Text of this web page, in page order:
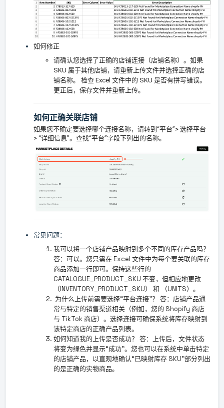
如何修正
请确认您选择了正确的店铺连接（店铺名称）。如果
SKU 属于其他店铺，请重新上传文件并选择正确的店
铺名称。 检查 Excel 文件中的 SKU 是否有拼写错误。
更正后，保存文件并重新上传。
如何正确关联店铺
如果您不确定要选择哪个连接名称，请转到“平台”> 选择平台
> “详细信息”。查找“平台”字段下列出的名称。
常见问题：
我可以将一个店铺产品映射到多个不同的库存产品吗？
答：可以。您只需在 Excel 文件中为每个要关联的库存
商品添加一行即可。保持这些行的
CATALOGUE_PRODUCT_SKU 不变，但相应地更改
（INVENTORY_PRODUCT_SKU） 和 （UNITS）。
为什么上传前需要选择“平台连接”？ 答：店铺产品通
常与特定的销售渠道相关（例如，您的 Shopify 商店
与 TikTok 商店）。选择连接可确保系统将库存映射到
该特定商店的正确产品列表。
如何知道我的上传是否成功？ 答：上传后，文件状态
将变为绿色并显示“成功”。您也可以在系统中单击特定
的店铺产品，以直观地确认“已映射库存 SKU”部分列出
的是正确的实物商品。